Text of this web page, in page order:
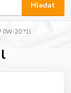
Hledat
0W-20 *1l